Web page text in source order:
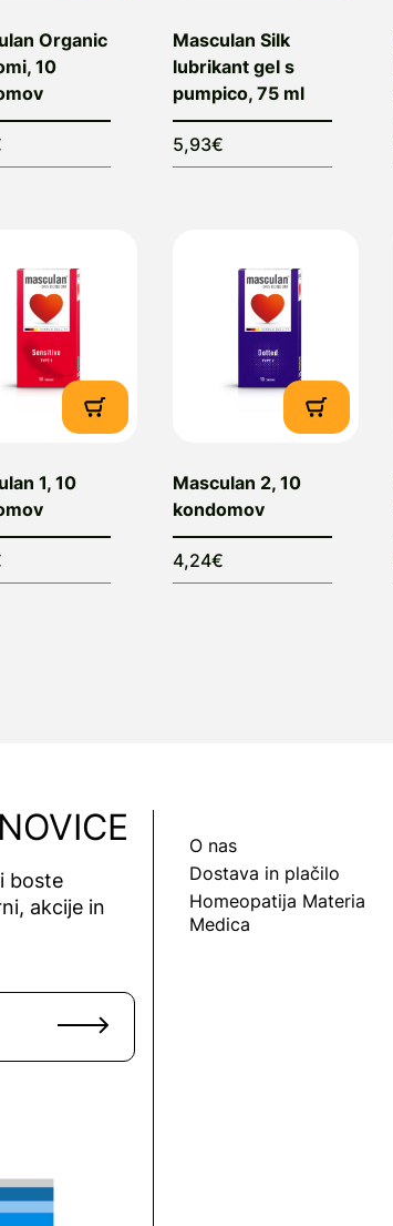
Organic
10
Masculan Silk
lubrikant gel s
pumpico, 75 ml
5,93€
1, 10
Masculan 2, 10
kondomov
4,24€
boste
akcije in
O nas
Dostava in plačilo
Homeopatija Materia
Medica